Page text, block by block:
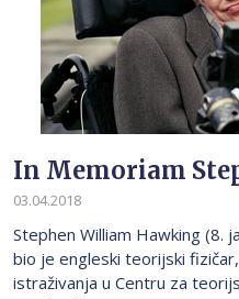
In Memoriam
03.04.2018
Stephen William Hawking (8.
bio je engleski teorijski
istraživanja u Centru za